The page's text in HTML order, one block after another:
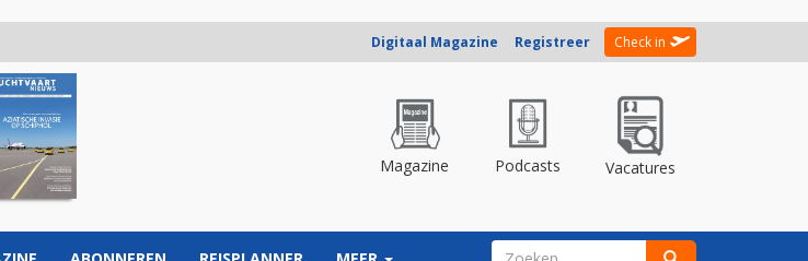
Digitaal Magazine Registreer Check in
Magazine Podcasts Vacatures
ZOEKVELD